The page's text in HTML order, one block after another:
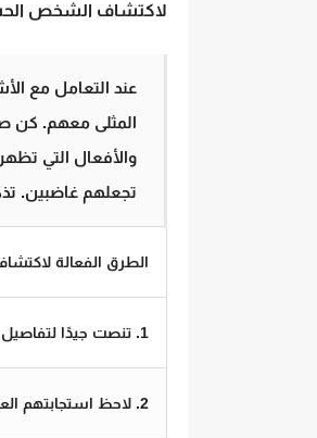
لاكتشاف الشخص
عند التعامل مع
المثلى معهم. كن
والأفعال التي
تجعلهم غاضبين.
الطرق الفعالة
1. تنصت جيدًا لتفاصيل الأحاديث والتعابير العاطفية.
2. لاحظ استجابتهم العاطفية للأحداث والمواقف.